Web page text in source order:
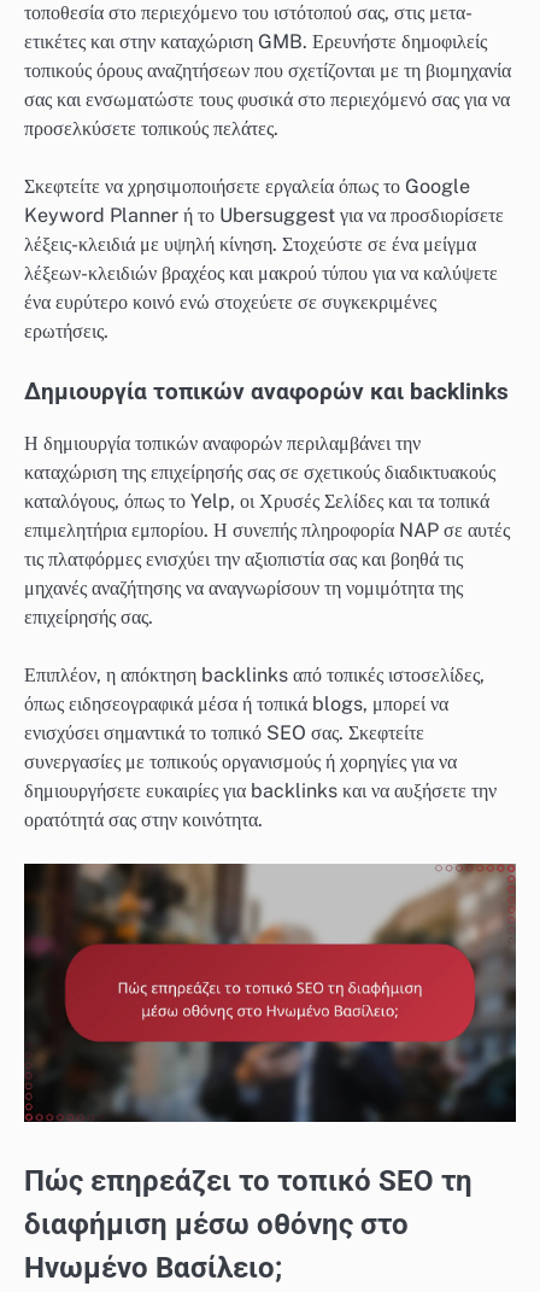
τοποθεσία στο περιεχόμενο του ιστότοπού σας, στις μετα-
ετικέτες και στην καταχώριση GMB. Ερευνήστε δημοφιλείς
τοπικούς όρους αναζητήσεων που σχετίζονται με τη βιομηχανία
σας και ενσωματώστε τους φυσικά στο περιεχόμενό σας για να
προσελκύσετε τοπικούς πελάτες.
Σκεφτείτε να χρησιμοποιήσετε εργαλεία όπως το Google
Keyword Planner ή το Ubersuggest για να προσδιορίσετε
λέξεις-κλειδιά με υψηλή κίνηση. Στοχεύστε σε ένα μείγμα
λέξεων-κλειδιών βραχέος και μακρού τύπου για να καλύψετε
ένα ευρύτερο κοινό ενώ στοχεύετε σε συγκεκριμένες
ερωτήσεις.
Δημιουργία τοπικών αναφορών και backlinks
Η δημιουργία τοπικών αναφορών περιλαμβάνει την
καταχώριση της επιχείρησής σας σε σχετικούς διαδικτυακούς
καταλόγους, όπως το Yelp, οι Χρυσές Σελίδες και τα τοπικά
επιμελητήρια εμπορίου. Η συνεπής πληροφορία NAP σε αυτές
τις πλατφόρμες ενισχύει την αξιοπιστία σας και βοηθά τις
μηχανές αναζήτησης να αναγνωρίσουν τη νομιμότητα της
επιχείρησής σας.
Επιπλέον, η απόκτηση backlinks από τοπικές ιστοσελίδες,
όπως ειδησεογραφικά μέσα ή τοπικά blogs, μπορεί να
ενισχύσει σημαντικά το τοπικό SEO σας. Σκεφτείτε
συνεργασίες με τοπικούς οργανισμούς ή χορηγίες για να
δημιουργήσετε ευκαιρίες για backlinks και να αυξήσετε την
ορατότητά σας στην κοινότητα.
Πώς επηρεάζει το τοπικό SEO τη
διαφήμιση μέσω οθόνης στο
Ηνωμένο Βασίλειο;